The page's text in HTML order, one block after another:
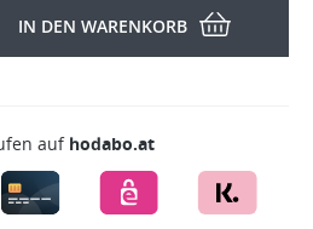
IN DEN WARENKORB
auf hodabo.at